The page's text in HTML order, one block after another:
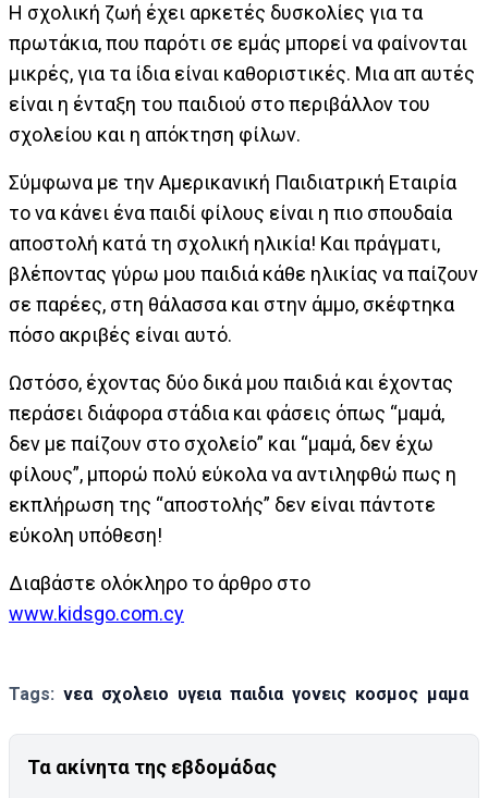
Η σχολική ζωή έχει αρκετές δυσκολίες για τα
πρωτάκια, που παρότι σε εμάς μπορεί να φαίνονται
μικρές, για τα ίδια είναι καθοριστικές. Μια απ αυτές
είναι η ένταξη του παιδιού στο περιβάλλον του
σχολείου και η απόκτηση φίλων.
Σύμφωνα με την Αμερικανική Παιδιατρική Εταιρία
το να κάνει ένα παιδί φίλους είναι η πιο σπουδαία
αποστολή κατά τη σχολική ηλικία! Και πράγματι,
βλέποντας γύρω μου παιδιά κάθε ηλικίας να παίζουν
σε παρέες, στη θάλασσα και στην άμμο, σκέφτηκα
πόσο ακριβές είναι αυτό.
Ωστόσο, έχοντας δύο δικά μου παιδιά και έχοντας
περάσει διάφορα στάδια και φάσεις όπως “μαμά,
δεν με παίζουν στο σχολείο” και “μαμά, δεν έχω
φίλους”, μπορώ πολύ εύκολα να αντιληφθώ πως η
εκπλήρωση της “αποστολής” δεν είναι πάντοτε
εύκολη υπόθεση!
Διαβάστε ολόκληρο το άρθρο στο
www.kidsgo.com.cy
Tags: νεα σχολειο υγεια παιδια γονεις κοσμος μαμα
Τα ακίνητα της εβδομάδας